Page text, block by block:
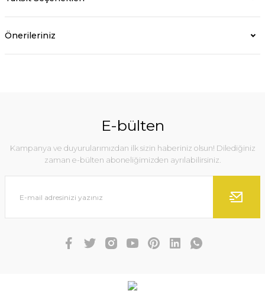
Önerileriniz
E-bülten
Kampanya ve duyurularımızdan ilk sizin haberiniz olsun! Dilediğiniz
zaman e-bülten aboneliğimizden ayrılabilirsiniz.